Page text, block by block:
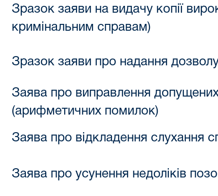
Зразок заяви на видачу копії
кримінальним справам)
Зразок заяви про надання
Заява про виправлення
(арифметичних помилок)
Заява про відкладення слухання
Заява про усунення недоліків